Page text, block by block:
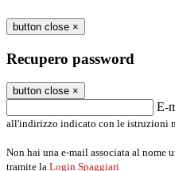
button close ×
Recupero password
button close ×
E-
all'indirizzo indicato con le istruzioni
Non hai una e-mail associata al nome
tramite la Login Spaggiari